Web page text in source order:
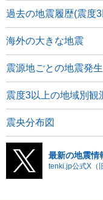
過去の地震履歴(震度
海外の大きな地震
震源地ごとの地震発
震度3以上の地域別観
震央分布図
最新の地震情
tenki.jp公式X（